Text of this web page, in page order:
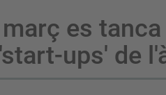
març es
ups' de